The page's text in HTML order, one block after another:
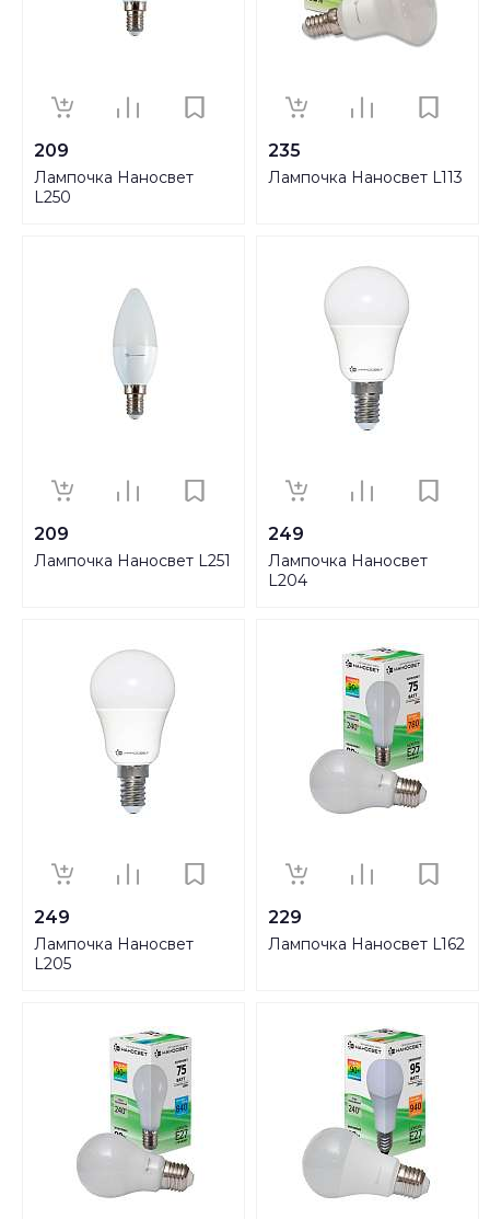
209
Лампочка Наносвет
L250
235
Лампочка Наносвет L113
209
Лампочка Наносвет L251
249
Лампочка Наносвет
L204
249
Лампочка Наносвет
L205
229
Лампочка Наносвет L162